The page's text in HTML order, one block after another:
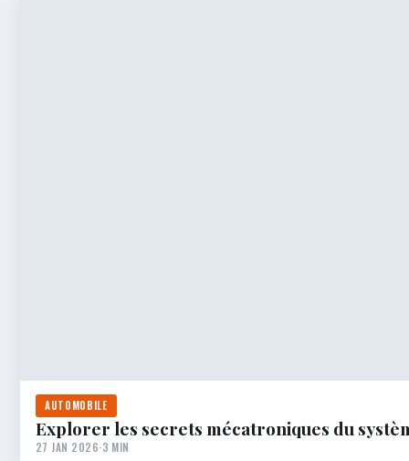
AUTOMOBILE
Explorer les secrets mécatroniques du
27 JAN 2026·3 MIN